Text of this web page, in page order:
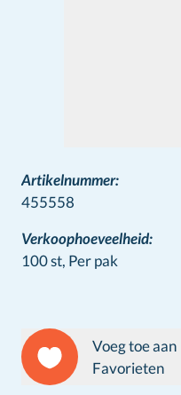
Artikelnummer:
455558
Verkoophoeveelheid:
100 st, Per pak
Voeg toe aan
Favorieten